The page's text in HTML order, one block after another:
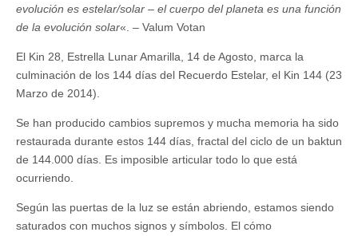
evolución es estelar/solar – el cuerpo del planeta es una función
de la evolución solar«. – Valum Votan
El Kin 28, Estrella Lunar Amarilla, 14 de Agosto, marca la
culminación de los 144 días del Recuerdo Estelar, el Kin 144 (23
Marzo de 2014).
Se han producido cambios supremos y mucha memoria ha sido
restaurada durante estos 144 días, fractal del ciclo de un baktun
de 144.000 días. Es imposible articular todo lo que está
ocurriendo.
Según las puertas de la luz se están abriendo, estamos siendo
saturados con muchos signos y símbolos. El cómo